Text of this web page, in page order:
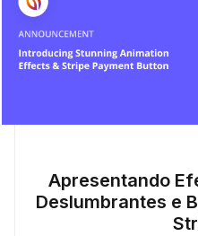
Apresentando
Deslumbrantes e